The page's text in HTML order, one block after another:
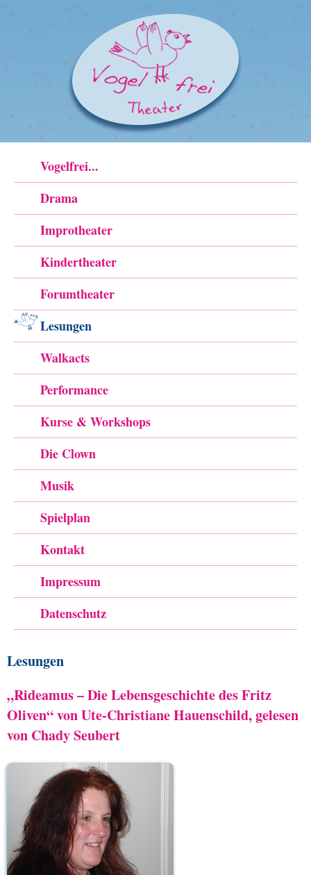
Vogelfrei...
Drama
Improtheater
Kindertheater
Forumtheater
Lesungen
Walkacts
Performance
Kurse & Workshops
Die Clown
Musik
Spielplan
Kontakt
Impressum
Datenschutz
Lesungen
„Rideamus – Die Lebensgeschichte des Fritz
Oliven“ von Ute-Christiane Hauenschild, gelesen
von Chady Seubert